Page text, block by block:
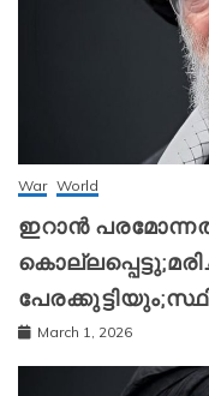
War World
ഇറാന്‍
March 1, 2026